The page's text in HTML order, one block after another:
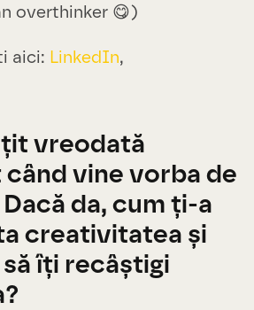
overthinker 😋)
aici: LinkedIn,
vreodată
vine vorba de
da, cum ți-a
creativitatea și
îți recâștigi